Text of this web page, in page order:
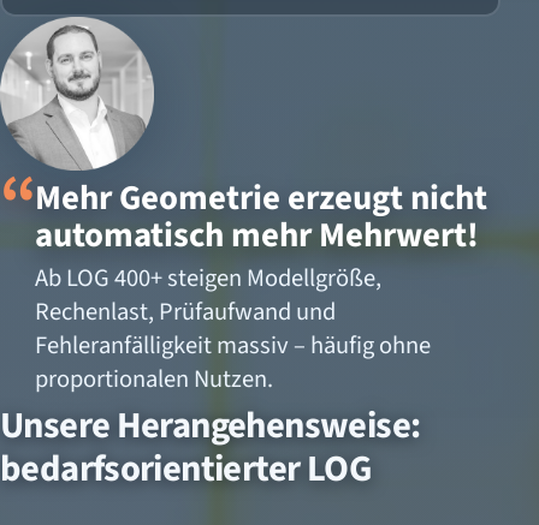
Mehr Geometrie erzeugt nicht
automatisch mehr Mehrwert!
Ab LOG 400+ steigen Modellgröße,
Rechenlast, Prüfaufwand und
Fehleranfälligkeit massiv – häufig ohne
proportionalen Nutzen.
Unsere Herangehensweise:
bedarfsorientierter LOG